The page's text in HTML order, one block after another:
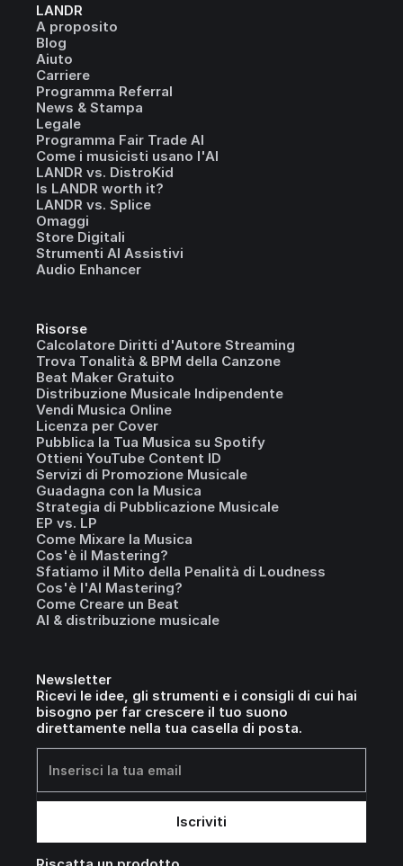
LANDR
A proposito
Blog
Aiuto
Carriere
Programma Referral
News & Stampa
Legale
Programma Fair Trade AI
Come i musicisti usano l'AI
LANDR vs. DistroKid
Is LANDR worth it?
LANDR vs. Splice
Omaggi
Store Digitali
Strumenti AI Assistivi
Audio Enhancer
Risorse
Calcolatore Diritti d'Autore Streaming
Trova Tonalità & BPM della Canzone
Beat Maker Gratuito
Distribuzione Musicale Indipendente
Vendi Musica Online
Licenza per Cover
Pubblica la Tua Musica su Spotify
Ottieni YouTube Content ID
Servizi di Promozione Musicale
Guadagna con la Musica
Strategia di Pubblicazione Musicale
EP vs. LP
Come Mixare la Musica
Cos'è il Mastering?
Sfatiamo il Mito della Penalità di Loudness
Cos'è l'AI Mastering?
Come Creare un Beat
AI & distribuzione musicale
Newsletter
Ricevi le idee, gli strumenti e i consigli di cui hai
bisogno per far crescere il tuo suono
direttamente nella tua casella di posta.